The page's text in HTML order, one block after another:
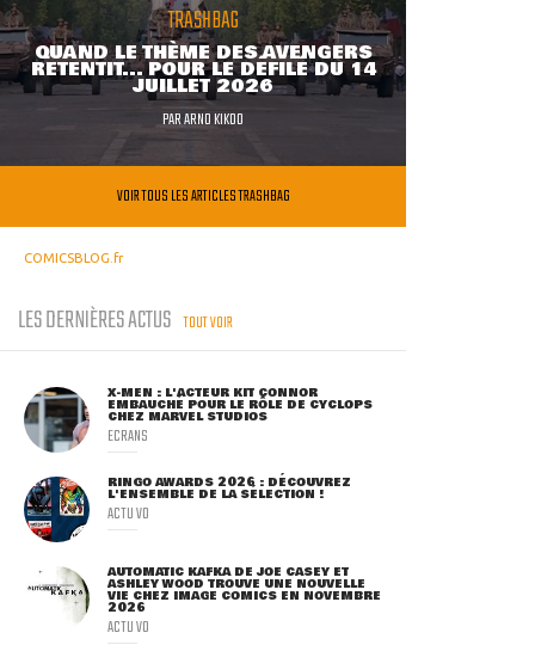
TRASHBAG
QUAND LE THÈME DES AVENGERS
RETENTIT... POUR LE DÉFILÉ DU 14
JUILLET 2026
PARARNO KIKOO
VOIR TOUS LES ARTICLES TRASHBAG
COMICSBLOG.fr
LES DERNIÈRES ACTUS TOUT VOIR
X-MEN : L'ACTEUR KIT CONNOR
EMBAUCHÉ POUR LE RÔLE DE CYCLOPS
CHEZ MARVEL STUDIOS
ECRANS
RINGO AWARDS 2026 : DÉCOUVREZ
L'ENSEMBLE DE LA SÉLECTION !
ACTU VO
AUTOMATIC KAFKA DE JOE CASEY ET
ASHLEY WOOD TROUVE UNE NOUVELLE
VIE CHEZ IMAGE COMICS EN NOVEMBRE
2026
ACTU VO